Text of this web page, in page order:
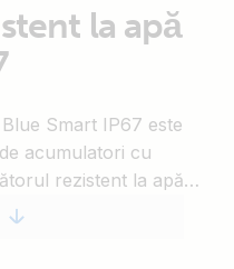
la apă
Smart IP67 este
acumulatori cu
rezistent la apă
pe dispozitivele din